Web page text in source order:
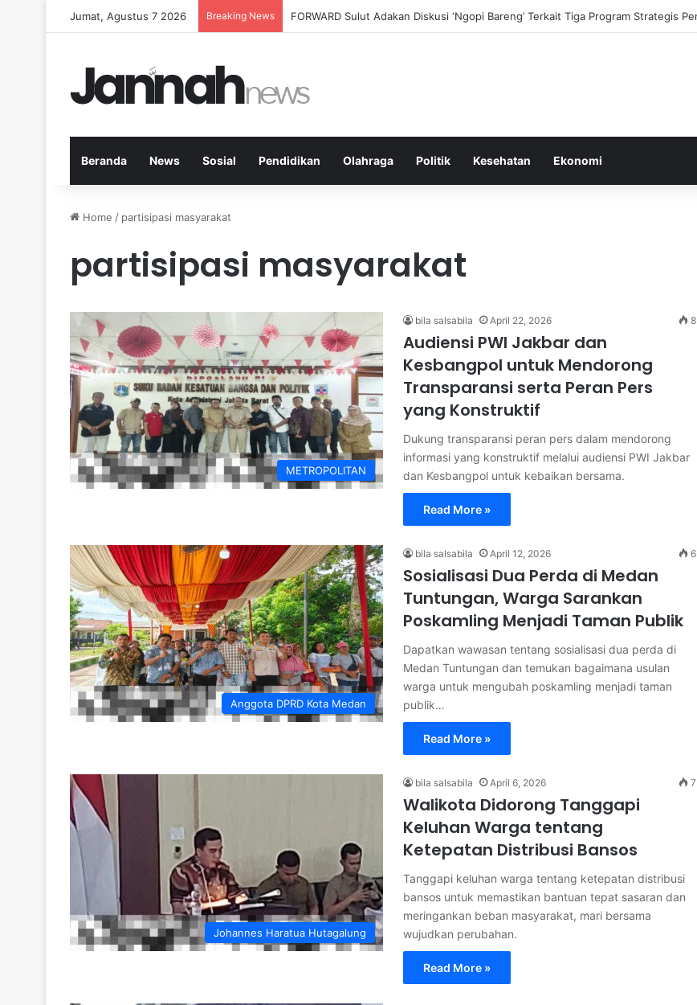
Jumat, Agustus 7 2026 Breaking News Milenial Petani dan Transformasi Pertanian melalui Teknologi Digital
Beranda News Sosial Pendidikan Olahraga Politik Kesehatan Ekonomi
Home / partisipasi masyarakat
partisipasi masyarakat
METROPOLITAN
bila salsabila April 22, 2026 8
Audiensi PWI Jakbar dan
Kesbangpol untuk Mendorong
Transparansi serta Peran Pers
yang Konstruktif
Dukung transparansi peran pers dalam mendorong
informasi yang konstruktif melalui audiensi PWI Jakbar
dan Kesbangpol untuk kebaikan bersama.
Read More »
Anggota DPRD Kota Medan
bila salsabila April 12, 2026 6
Sosialisasi Dua Perda di Medan
Tuntungan, Warga Sarankan
Poskamling Menjadi Taman Publik
Dapatkan wawasan tentang sosialisasi dua perda di
Medan Tuntungan dan temukan bagaimana usulan
warga untuk mengubah poskamling menjadi taman
publik…
Read More »
Johannes Haratua Hutagalung
bila salsabila April 6, 2026 7
Walikota Didorong Tanggapi
Keluhan Warga tentang
Ketepatan Distribusi Bansos
Tanggapi keluhan warga tentang ketepatan distribusi
bansos untuk memastikan bantuan tepat sasaran dan
meringankan beban masyarakat, mari bersama
wujudkan perubahan.
Read More »